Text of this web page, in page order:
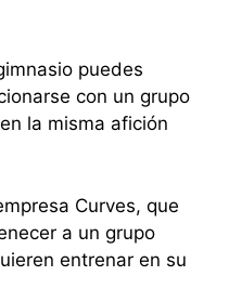
puedes
con un grupo
la misma afición
Curves, que
a un grupo
entrenar en su